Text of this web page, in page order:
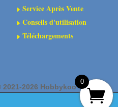
E Service Après Vente
E Conseils d'utilisation
E Téléchargements
2021-2026 Hobbykoo
0